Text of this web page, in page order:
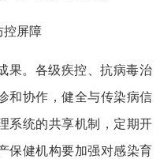
控屏障
果。各级疾控、抗病毒治
和协作，健全与传染病信
系统的共享机制，定期开
保健机构要加强对感染育